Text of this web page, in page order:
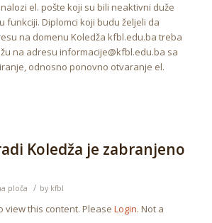
el. pošte koji su bili neaktivni duže
funkciji. Diplomci koji budu željeli da
na domenu Koledža kfbl.edu.ba treba
na adresu informacije@kfbl.edu.ba sa
odnosno ponovno otvaranje el.
Koledža je zabranjeno
ploča / by kfbl
view this content. Please Login. Not a